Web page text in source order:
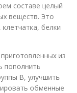
составе целый
веществ. Это
белки
из
пополнить
B, улучшить
обменные